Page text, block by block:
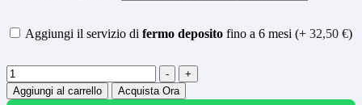
Aggiungi il servizio di fermo deposito fino a 6 mesi (+ 32,50 €)
Quantità -
+
Aggiungi al carrello
Acquista Ora